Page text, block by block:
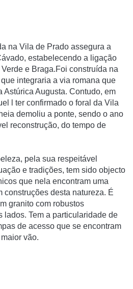
na Vila de Prado assegura a
estabelecendo a ligação
e Braga.Foi construída na
integraria a via romana que
Astúrica Augusta. Contudo, em
l ter confirmado o foral da Vila
demoliu a ponte, sendo o ano
reconstrução, do tempo de
pela sua respeitável
e tradições, tem sido objecto
que nela encontram uma
construções desta natureza. É
granito com robustos
lados. Tem a particularidade de
de acesso que se encontram
vão.